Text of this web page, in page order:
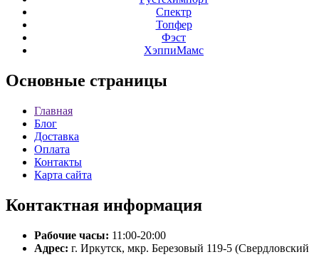
Спектр
Топфер
Фэст
ХэппиМамс
Основные страницы
Главная
Блог
Доставка
Оплата
Контакты
Карта сайта
Контактная информация
Рабочие часы: 11:00-20:00
Адрес: г. Иркутск, мкр. Березовый 119-5 (Свердловский